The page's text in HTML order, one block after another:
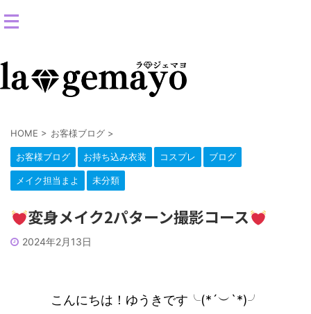
HOME > お客様ブログ >
お客様ブログ お持ち込み衣装 コスプレ ブログ
メイク担当まよ 未分類
変身メイク2パターン撮影コース‍
2024年2月13日
こんにちは ！ゆうきです╰(*´︶`*)╯